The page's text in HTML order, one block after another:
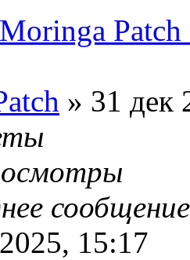
» 31 дек
15:17